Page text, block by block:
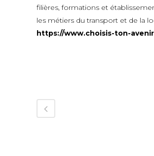
filières, formations et
les métiers du transport et de la
https://www.choisis-ton-